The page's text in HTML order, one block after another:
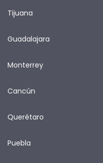
Tijuana
Guadalajara
Monterrey
Cancún
Querétaro
Puebla